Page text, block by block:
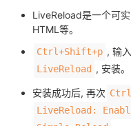
注
者
Programs
的
支
LiveReload是一个可
HTML等。
Ctrl+Shift+p , 输入
LiveReload , 安装。
安装成功后, 再次
LiveReload: